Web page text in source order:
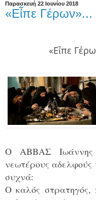
Παρασκευή 22 Ιουνίου 2018
«Εἶπε Γέρων»...
«Εἶπε
Ο ΑΒΒΑΣ Ιωάννης
νεωτέρους αδελφούς
συχνά:
Ο καλός στρατηγός,